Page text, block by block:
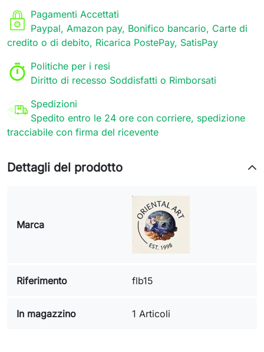
Pagamenti Accettati
Paypal, Amazon pay, Bonifico bancario, Carte di
credito o di debito, Ricarica PostePay, SatisPay
Politiche per i resi
Diritto di recesso Soddisfatti o Rimborsati
Spedizioni
Spedito entro le 24 ore con corriere, spedizione
tracciabile con firma del ricevente
Dettagli del prodotto
Marca
Riferimento flb15
In magazzino 1 Articoli